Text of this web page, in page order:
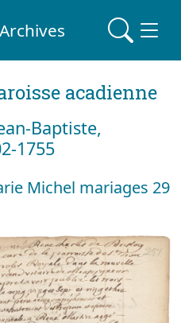
acadienne
Baptiste,
1755
Michel mariages 29